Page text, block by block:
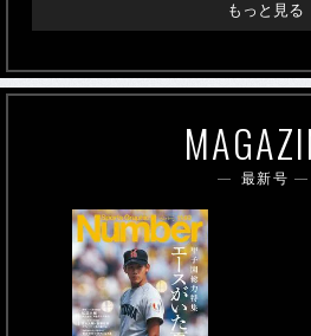
もっと見る
最新号